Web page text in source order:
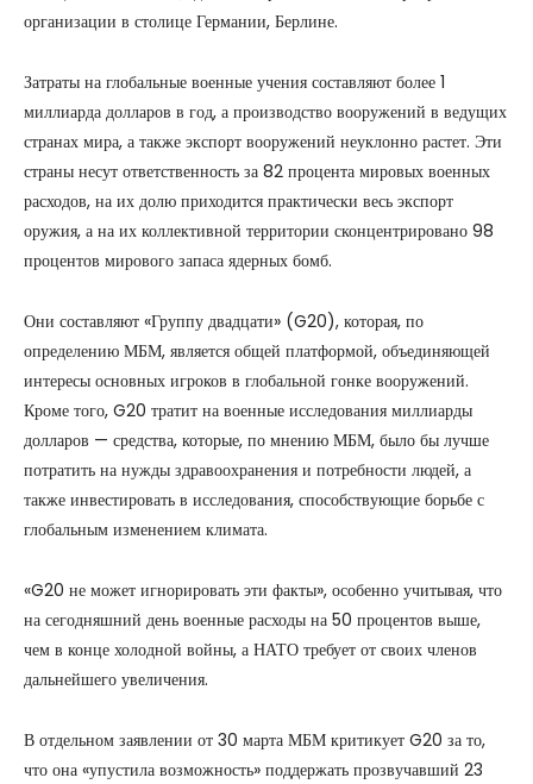
организации в столице Германии, Берлине.
Затраты на глобальные военные учения составляют более 1
миллиарда долларов в год, а производство вооружений в ведущих
странах мира, а также экспорт вооружений неуклонно растет. Эти
страны несут ответственность за 82 процента мировых военных
расходов, на их долю приходится практически весь экспорт
оружия, а на их коллективной территории сконцентрировано 98
процентов мирового запаса ядерных бомб.
Они составляют «Группу двадцати» (G20), которая, по
определению МБМ, является общей платформой, объединяющей
интересы основных игроков в глобальной гонке вооружений.
Кроме того, G20 тратит на военные исследования миллиарды
долларов — средства, которые, по мнению МБМ, было бы лучше
потратить на нужды здравоохранения и потребности людей, а
также инвестировать в исследования, способствующие борьбе с
глобальным изменением климата.
«G20 не может игнорировать эти факты», особенно учитывая, что
на сегодняшний день военные расходы на 50 процентов выше,
чем в конце холодной войны, а НАТО требует от своих членов
дальнейшего увеличения.
В отдельном заявлении от 30 марта МБМ критикует G20 за то,
что она «упустила возможность» поддержать прозвучавший 23